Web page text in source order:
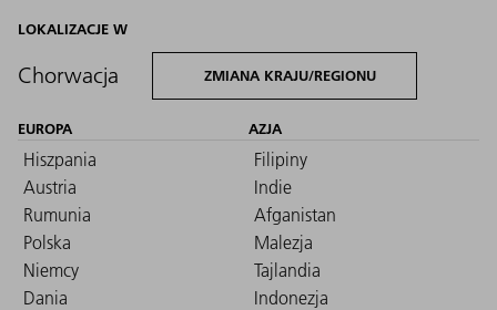
LOKALIZACJE W
Chorwacja ZMIANA KRAJU/REGIONU
EUROPA
Hiszpania
Austria
Rumunia
Polska
Niemcy
Dania
AZJA
Filipiny
Indie
Afganistan
Malezja
Tajlandia
Indonezja